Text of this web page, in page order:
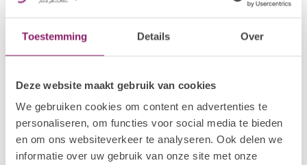
Toestemming Details Over
Deze website maakt gebruik van cookies
We gebruiken cookies om content en advertenties te
personaliseren, om functies voor social media te bieden
en om ons websiteverkeer te analyseren. Ook delen we
informatie over uw gebruik van onze site met onze
I.AM NAIL SYSTEMS
Strengthening
I.AM NAIL SYSTEMS
Rejuvenating